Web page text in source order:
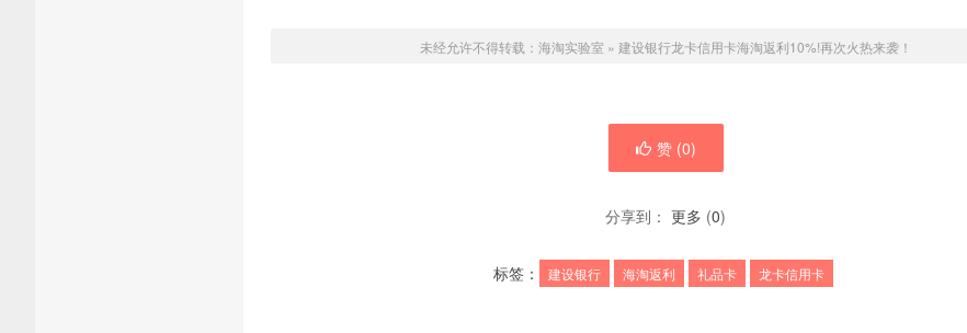
未经允许不得转载： 海淘实验室 » 建设银行龙卡信用卡海淘返利10%!再次火热来袭！
赞 (0)
分享到： 更多 (0)
标签： 建设银行 海淘返利 礼品卡 龙卡信用卡